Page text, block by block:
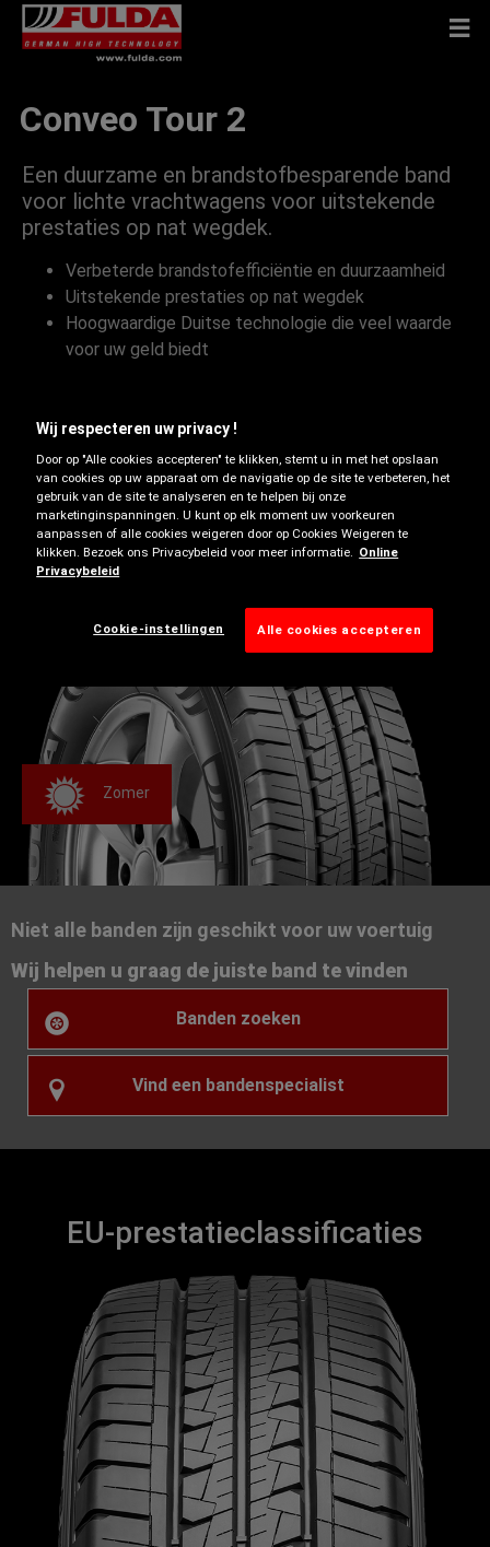
Conveo Tour 2
Een duurzame en brandstofbesparende band
voor lichte vrachtwagens voor uitstekende
prestaties op nat wegdek.
Verbeterde brandstofefficiëntie en duurzaamheid
Uitstekende prestaties op nat wegdek
Hoogwaardige Duitse technologie die veel waarde
voor uw geld biedt
On-road
Technische kenmerken zijn mogelijks alleen beschikbaar
op geselecteerde maten, gebruik onze bandenzoeker
voor meer informatie.
Zomer
Niet alle banden zijn geschikt voor uw voertuig
Wij helpen u graag de juiste band te vinden
Banden zoeken
Vind een bandenspecialist
EU-prestatieclassificaties
Wij respecteren uw privacy !
Door op "Alle cookies accepteren" te klikken, stemt u in met het opslaan
van cookies op uw apparaat om de navigatie op de site te verbeteren, het
gebruik van de site te analyseren en te helpen bij onze
marketinginspanningen. U kunt op elk moment uw voorkeuren
aanpassen of alle cookies weigeren door op Cookies Weigeren te
klikken. Bezoek ons Privacybeleid voor meer informatie.
Online
Privacybeleid
Cookie-instellingen Alle cookies accepteren